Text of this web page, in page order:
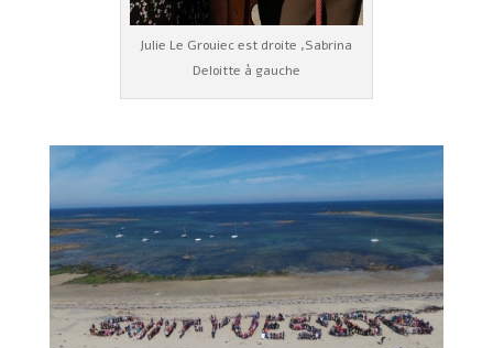
Julie Le Grouiec est droite ,Sabrina
Deloitte à gauche